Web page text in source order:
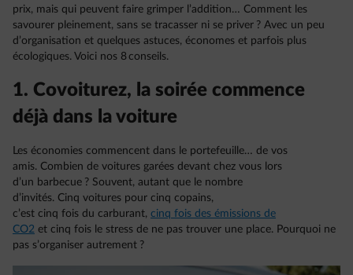
prix, mais qui peuvent faire grimper l’addition… Comment les
savourer pleinement, sans se tracasser ni se priver ? Avec un peu
d’organisation et quelques astuces, économes et parfois plus
écologiques. Voici nos 8 conseils.
1. Covoiturez, la soirée commence
déjà dans la voiture
Les économies commencent dans le portefeuille… de vos
amis. Combien de voitures garées devant chez vous lors
d’un barbecue ? Souvent, autant que le nombre
d’invités. Cinq voitures pour cinq copains,
c’est cinq fois du carburant, cinq fois des émissions de
CO2 et cinq fois le stress de ne pas trouver une place. Pourquoi ne
pas s’organiser autrement ?